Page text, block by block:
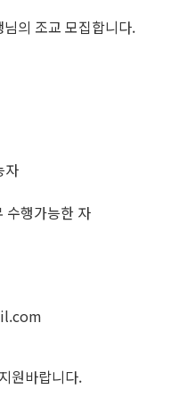
의 조교 모집합니다.
자
수행가능한 자
원바랍니다.